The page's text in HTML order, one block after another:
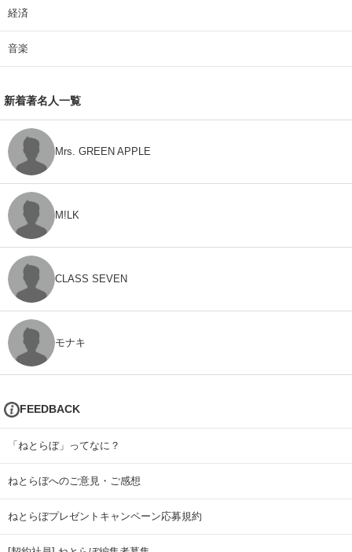
経済
音楽
新着著名人一覧
Mrs. GREEN APPLE
M!LK
CLASS SEVEN
モナキ
FEEDBACK
「ねとらぼ」ってなに？
ねとらぼへのご意見・ご感想
ねとらぼプレゼントキャンペーン応募規約